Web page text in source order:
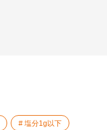
塩分1g以下